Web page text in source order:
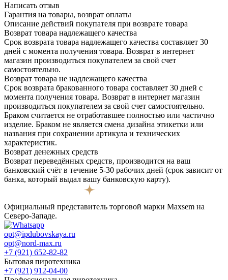
Написать отзыв
Гарантия на товары, возврат оплаты
Описание действий покупателя при возврате товара
Возврат товара надлежащего качества
Срок возврата товара надлежащего качества составляет 30
дней с момента получения товара. Возврат в интернет
магазин производиться покупателем за свой счет
самостоятельно.
Возврат товара не надлежащего качества
Срок возврата бракованного товара составляет 30 дней с
момента получения товара. Возврат в интернет магазин
производиться покупателем за свой счет самостоятельно.
Браком считается не отработавшее полностью или частично
изделие. Браком не является смена дизайна этикетки или
названия при сохранении артикула и технических
характеристик.
Возврат денежных средств
Возврат переведённых средств, производится на ваш
банковский счёт в течение 5-30 рабочих дней (срок зависит от
банка, который выдал вашу банковскую карту).
Официальный представитель торговой марки Maxsem на
Северо-Западе.
opt@ipdubovskaya.ru
opt@nord-max.ru
+7 (921) 652-82-82
Бытовая пиротехника
+7 (921) 912-04-00